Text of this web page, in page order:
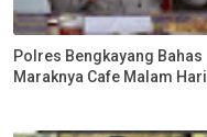
Polres Bengkayang Bahas
Maraknya Cafe Malam Hari